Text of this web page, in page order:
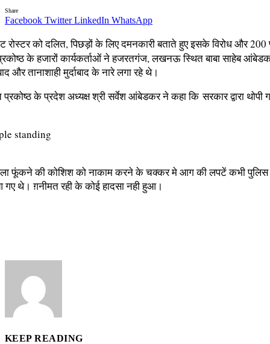
Share
Facebook Twitter LinkedIn WhatsApp
रोस्टर को दलित, पिछड़ों के लिए दमनकारी बताते हुए इसके विरोध और 200
के हजारों कार्यकर्ताओं ने हजरतगंज, लखनऊ स्थित बाबा साहेब
और तानाशाही मुर्दाबाद के नारे लगा रहे थे।
के प्रदेश अध्यक्ष श्री सर्वेश आंबेडकर ने कहा कि सरकार द्वारा
फूंकने की कोशिश को नाकाम करने के चक्कर मे आग की लपटें कभी पुलिस
गए थे। ग़नीमत रही के कोई हादसा नही हुआ।
KEEP READING